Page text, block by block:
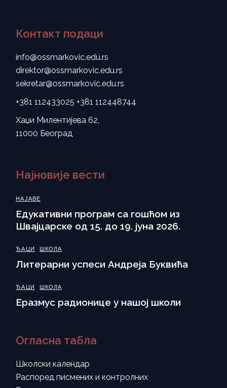
Контакт подаци
info@ossmarkovic.edu.rs
direktor@ossmarkovic.edu.rs
sekretar@ossmarkovic.edu.rs
+381 112433025 +381 112448744
Хаџи Милентијева 62,
11000 Београд
Најновије вести
НАЈАВЕ
Eдукативни програм са гошћом из
Швајцарске од 15. до 19. јуна 2026.
ЂАЦИ ШКОЛА
Литерарни успеси Андреја Буквића
ЂАЦИ ШКОЛА
Еразмус радионице у нашој школи
Огласна табла
Школски календар
Распоред писмених и контролних